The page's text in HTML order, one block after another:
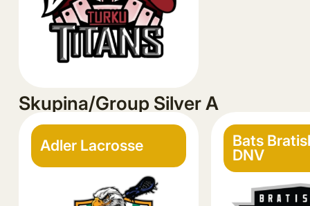
Skupina/Group Silver A
Adler Lacrosse
Bats
DNV